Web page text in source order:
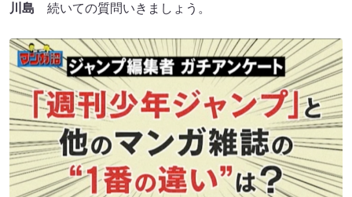
川島 続いての質問いきましょう。